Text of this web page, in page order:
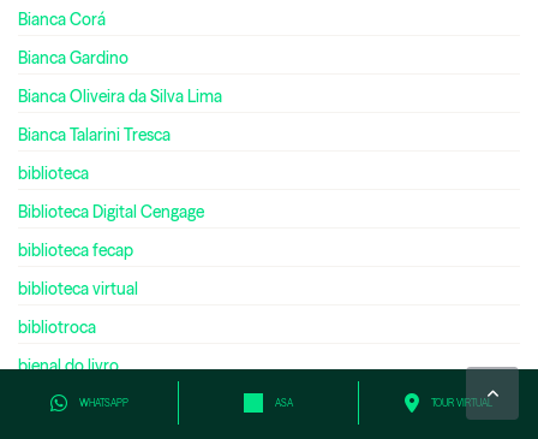
WHATSAPP ASA TOUR VIRTUAL
Bianca Corá
Bianca Gardino
Bianca Oliveira da Silva Lima
Bianca Talarini Tresca
biblioteca
Biblioteca Digital Cengage
biblioteca fecap
biblioteca virtual
bibliotroca
bienal do livro
bilíngue